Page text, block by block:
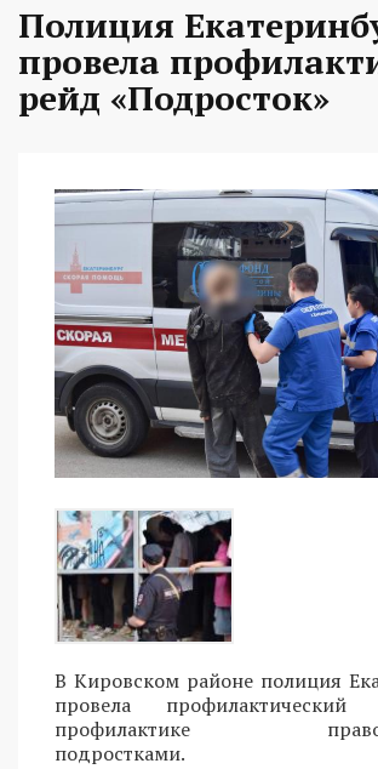
Полиция
провела
рейд «Подросток»
В Кировском районе полиция
провела
профилактике
подростками.